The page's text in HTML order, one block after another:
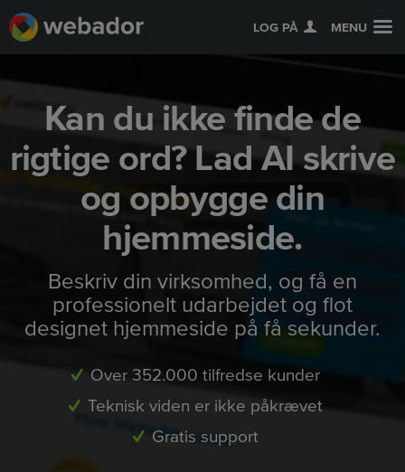
LOG PÅ MENU
Kan du ikke finde de
rigtige ord? Lad AI skrive
og opbygge din
hjemmeside.
Beskriv din virksomhed, og få en
professionelt udarbejdet og flot
designet hjemmeside på få sekunder.
Over 352.000 tilfredse kunder
Teknisk viden er ikke påkrævet
Gratis support